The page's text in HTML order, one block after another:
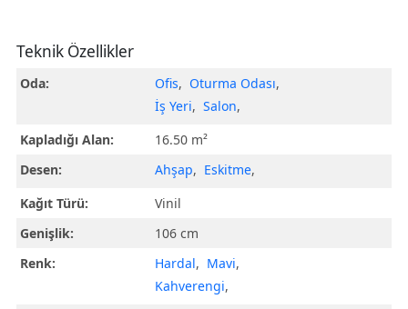
Teknik Özellikler
Oda: Ofis, Oturma Odası,
İş Yeri, Salon,
Kapladığı Alan:
16.50 m²
Desen:
Ahşap, Eskitme,
Kağıt Türü:
Vinil
Genişlik:
106 cm
Renk:
Hardal, Mavi,
Kahverengi,